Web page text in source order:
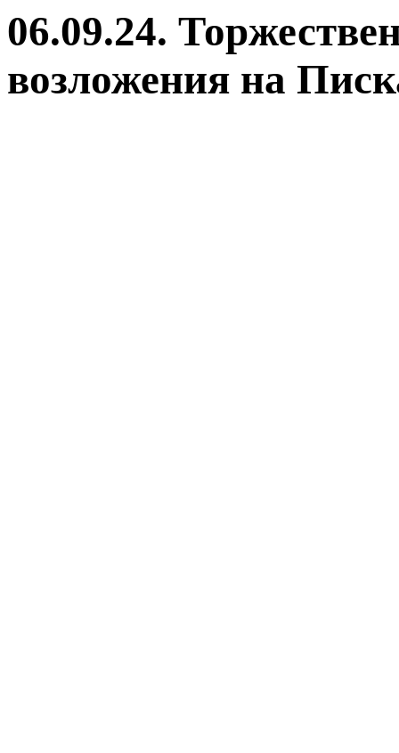
06.09.24.
возложения на